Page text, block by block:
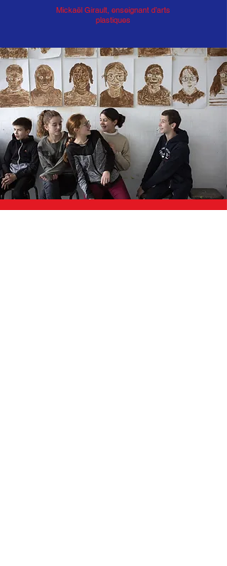
Mickaël Girault, enseignant d’arts
plastiques